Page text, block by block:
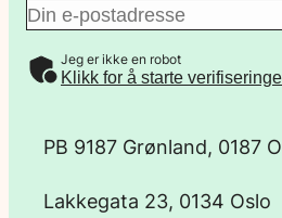
E
- Jeg er ikke en robot
Klikk for å starte
PB 9187 Grønland, 0187
Lakkegata 23, 0134 Oslo